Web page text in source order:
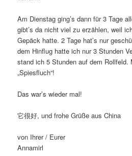
Am Dienstag ging’s dann für 3 Tage
gibt’s da nicht viel zu erzählen, weil
Gepäck hatte. 2 Tage hat’s nur
dem Hinflug hatte ich nur 3 Stunden
stand ich 5 Stunden auf dem Rollfeld.
„Spiesfluch“!
Das war’s wieder mal!
它很好, und frohe Grüße aus China
von Ihrer / Eurer
Annamirl